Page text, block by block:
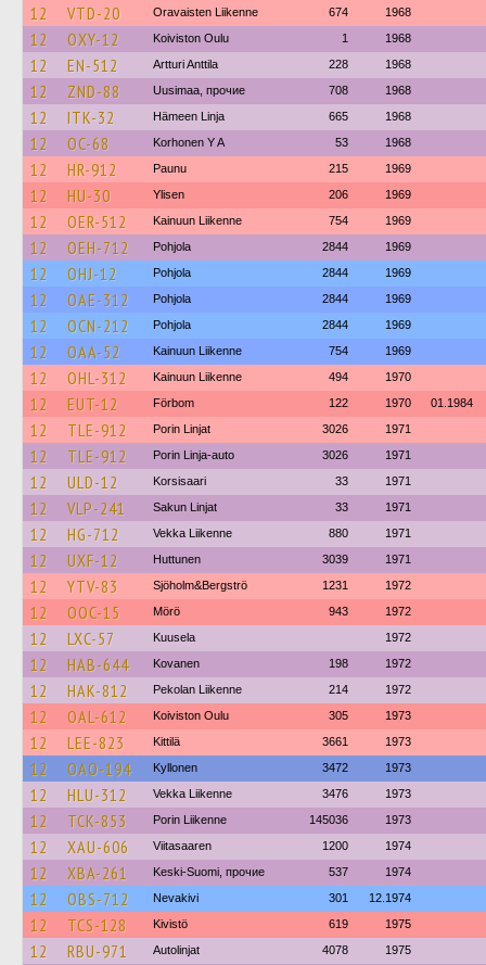
12 VTD-20 Oravaisten Liikenne 674 1968
12 OXY-12 Koiviston Oulu 1 1968
12 EN-512 Artturi Anttila 228 1968
12 ZND-88 Uusimaa, прочие 708 1968
12 ITK-32 Hämeen Linja 665 1968
12 OC-68 Korhonen Y A 53 1968
12 HR-912 Paunu 215 1969
12 HU-30 Ylisen 206 1969
12 OER-512 Kainuun Liikenne 754 1969
12 OEH-712 Pohjola 2844 1969
12 OHJ-12 Pohjola 2844 1969
12 OAE-312 Pohjola 2844 1969
12 OCN-212 Pohjola 2844 1969
12 OAA-52 Kainuun Liikenne 754 1969
12 OHL-312 Kainuun Liikenne 494 1970
12 EUT-12 Förbom 122 1970 01.1984
12 TLE-912 Porin Linjat 3026 1971
12 TLE-912 Porin Linja-auto 3026 1971
12 ULD-12 Korsisaari 33 1971
12 VLP-241 Sakun Linjat 33 1971
12 HG-712 Vekka Liikenne 880 1971
12 UXF-12 Huttunen 3039 1971
12 YTV-83 Sjöholm&Bergströ 1231 1972
12 OOC-15 Mörö 943 1972
12 LXC-57 Kuusela 1972
12 HAB-644 Kovanen 198 1972
12 HAK-812 Pekolan Liikenne 214 1972
12 OAL-612 Koiviston Oulu 305 1973
12 LEE-823 Kittilä 3661 1973
12 OAO-194 Kyllonen 3472 1973
12 HLU-312 Vekka Liikenne 3476 1973
12 TCK-853 Porin Liikenne 145036 1973
12 XAU-606 Viitasaaren 1200 1974
12 XBA-261 Keski-Suomi, прочие 537 1974
12 OBS-712 Nevakivi 301 12.1974
12 TCS-128 Kivistö 619 1975
12 RBU-971 Autolinjat 4078 1975